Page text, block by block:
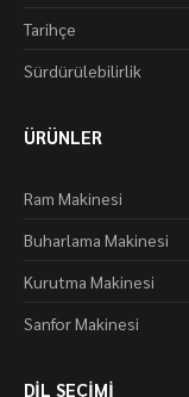
Tarihçe
Sürdürülebilirlik
ÜRÜNLER
Ram Makinesi
Buharlama Makinesi
Kurutma Makinesi
Sanfor Makinesi
DİL SEÇİMİ